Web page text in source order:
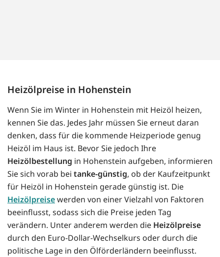
Heizölpreise in Hohenstein
Wenn Sie im Winter in Hohenstein mit Heizöl heizen,
kennen Sie das. Jedes Jahr müssen Sie erneut daran
denken, dass für die kommende Heizperiode genug
Heizöl im Haus ist. Bevor Sie jedoch Ihre
Heizölbestellung in Hohenstein aufgeben, informieren
Sie sich vorab bei tanke-günstig, ob der Kaufzeitpunkt
für Heizöl in Hohenstein gerade günstig ist. Die
Heizölpreisewerden von einer Vielzahl von Faktoren
beeinflusst, sodass sich die Preise jeden Tag
verändern. Unter anderem werden die Heizölpreise
durch den Euro-Dollar-Wechselkurs oder durch die
politische Lage in den Ölförderländern beeinflusst.